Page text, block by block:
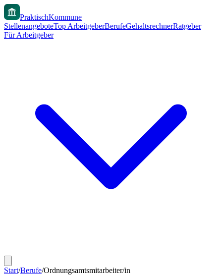
PraktischKommune
StellenangeboteTop ArbeitgeberBerufeGehaltsrechnerRatgeber
Für Arbeitgeber
Start/Berufe/Ordnungsamtsmitarbeiter/in